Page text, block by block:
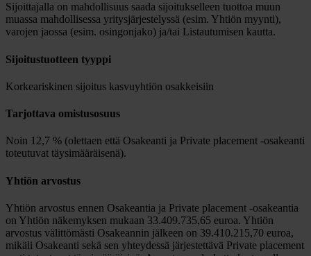
Sijoittajalla on mahdollisuus saada sijoitukselleen tuottoa muun
muassa mahdollisessa yritysjärjestelyssä (esim. Yhtiön myynti),
varojen jaossa (esim. osingonjako) ja/tai Listautumisen kautta.
Sijoitustuotteen tyyppi
Korkeariskinen sijoitus kasvuyhtiön osakkeisiin
Tarjottava omistusosuus
Noin 12,7 % (olettaen että Osakeanti ja Private placement -osakeanti
toteutuvat täysimääräisenä).
Yhtiön arvostus
Yhtiön arvostus ennen Osakeantia ja Private placement -osakeantia
on Yhtiön näkemyksen mukaan 33.409.735,65 euroa. Yhtiön
arvostus välittömästi Osakeannin jälkeen on 39.410.215,70 euroa,
mikäli Osakeanti sekä sen yhteydessä järjestettävä Private placement